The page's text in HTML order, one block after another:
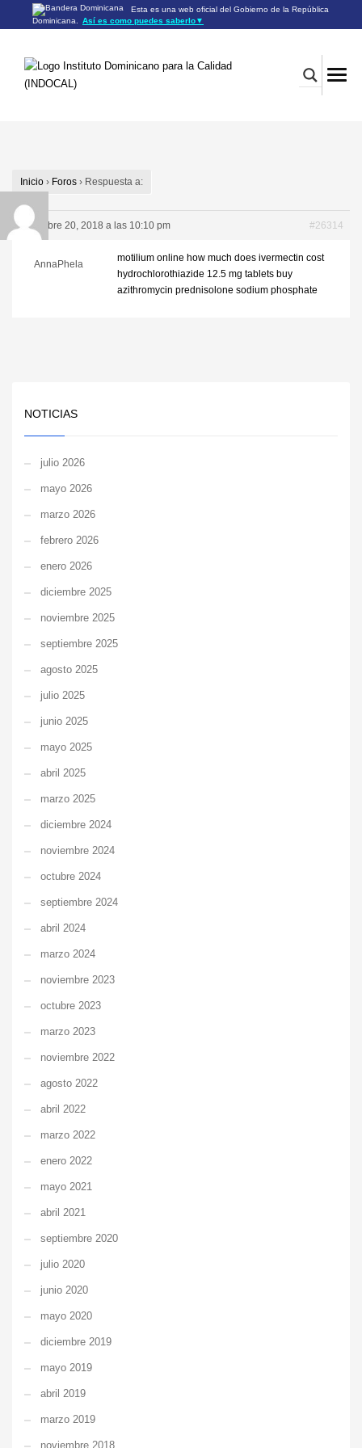
Esta es una web oficial del Gobierno de la República
Dominicana.
Así es como puedes saberlo▼
Los sitios web oficiales utilizan .gob.do o .gov.do
Los sitios web oficiales .gob.do o .gov.do seguros utilizan
HTTPS
Inicio › Foros › Respuesta a:
diciembre 20, 2018 a las 10:10 pm #26314
AnnaPhela
motilium online how much does ivermectin cost
hydrochlorothiazide 12.5 mg tablets buy
azithromycin prednisolone sodium phosphate
NOTICIAS
julio 2026
mayo 2026
marzo 2026
febrero 2026
enero 2026
diciembre 2025
noviembre 2025
septiembre 2025
agosto 2025
julio 2025
junio 2025
mayo 2025
abril 2025
marzo 2025
diciembre 2024
noviembre 2024
octubre 2024
septiembre 2024
abril 2024
marzo 2024
noviembre 2023
octubre 2023
marzo 2023
noviembre 2022
agosto 2022
abril 2022
marzo 2022
enero 2022
mayo 2021
abril 2021
septiembre 2020
julio 2020
junio 2020
mayo 2020
diciembre 2019
mayo 2019
abril 2019
marzo 2019
noviembre 2018